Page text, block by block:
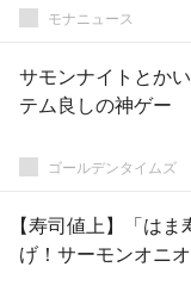
がわかってしまった
モナニュース
サモンナイトとか
テム良しの神ゲー
ゴールデンタイムズ
【寿司値上】「は
げ！サーモンオニ